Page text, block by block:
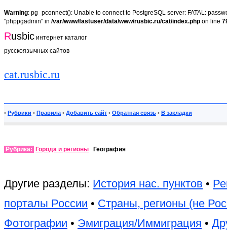
Warning: pg_pconnect(): Unable to connect to PostgreSQL server: FATAL:
"phppgadmin" in /var/www/fastuser/data/www/rusbic.ru/cat/index.php on line
Rusbic интернет каталог
русскоязычных сайтов
cat.rusbic.ru
• Рубрики • Правила • Добавить сайт • Обратная связь • В закладки
Рубрика: Города и регионы География
Другие разделы: История нас. пунктов •
порталы России • Страны, регионы (не
Фотографии • Эмиграция/Иммиграция •